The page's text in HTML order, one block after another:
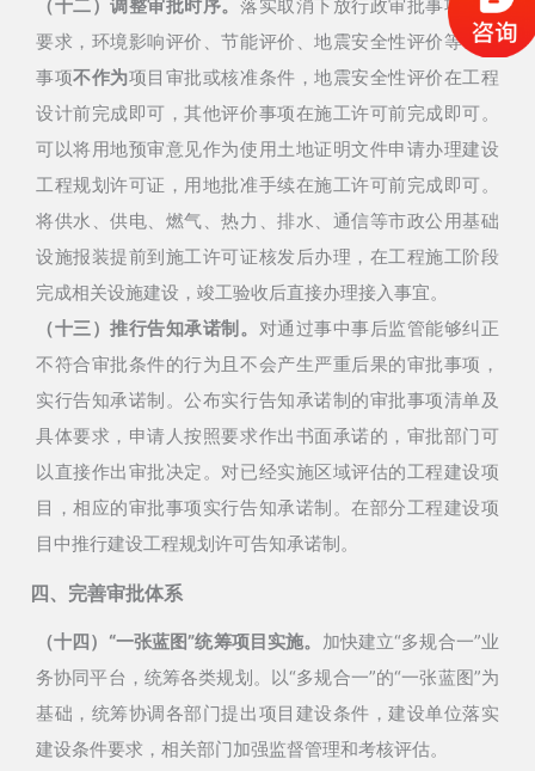
（十二）调整审批时序。 落实取消下放行政审批事项有关
要求， 环境影响评价、节能评价、地震安全性评价等评价
事项不作为项目审批或核准条件，地震安全性评价在工程
设计前完成即可，其他评价事项在施工许可前完成即可。
可以将用地预审意见作为使用土地证明文件申请办理建设
工程规划许可证，用地批准手续在施工许可前完成即可。
将供水、供电、燃气、热力、排水、通信等市政公用基础
设施报装提前到施工许可证核发后办理，在工程施工阶段
完成相关设施建设，竣工验收后直接办理接入事宜。
（十三）推行告知承诺制。 对通过事中事后监管能够纠正
不符合审批条件的行为且不会产生严重后果的审批事项，
实行告知承诺制。公布实行告知承诺制的审批事项清单及
具体要求，申请人按照要求作出书面承诺的，审批部门可
以直接作出审批决定。对已经实施区域评估的工程建设项
目，相应的审批事项实行告知承诺制。在部分工程建设项
目中推行建设工程规划许可告知承诺制。
四、完善审批体系
（十四）“一张蓝图”统筹项目实施。 加快建立“多规合一”业
务协同平台，统筹各类规划。 以“多规合一”的“一张蓝图”为
基础，统筹协调各部门提出项目建设条件，建设单位落实
建设条件要求，相关部门加强监督管理和考核评估。